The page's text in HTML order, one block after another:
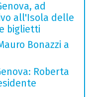
ad
all'Isola delle
biglietti
Bonazzi a
Roberta